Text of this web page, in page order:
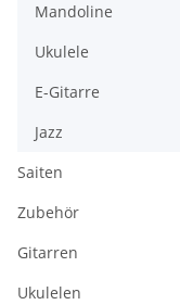
Mandoline
Ukulele
E-Gitarre
Jazz
Saiten
Zubehör
Gitarren
Ukulelen